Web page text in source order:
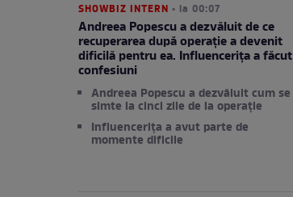
SHOWBIZ INTERN • la 00:07
Andreea Popescu a dezvăluit de ce
recuperarea după operație a devenit
dificilă pentru ea. Influencerița a făcut
confesiuni
Andreea Popescu a dezvăluit cum se
simte la cinci zile de la operație
Influencerița a avut parte de
momente dificile